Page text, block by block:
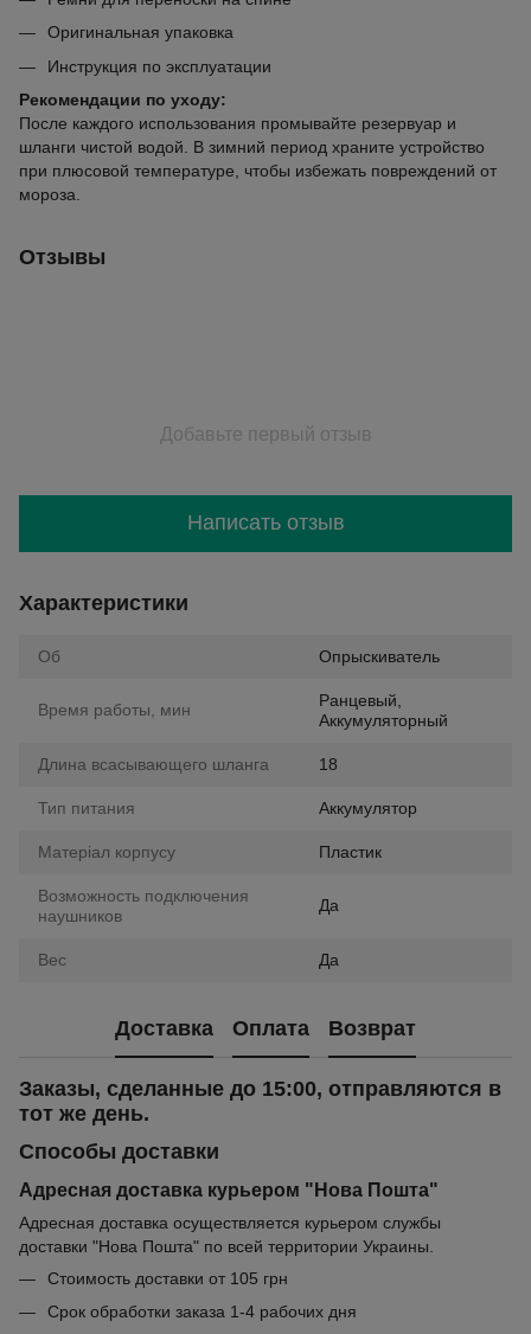
Оригинальная упаковка
Инструкция по эксплуатации
Рекомендации по уходу:
После каждого использования промывайте резервуар и
шланги чистой водой. В зимний период храните устройство
при плюсовой температуре, чтобы избежать повреждений от
мороза.
Отзывы
Добавьте первый отзыв
Написать отзыв
Характеристики
Об Опрыскиватель
Время работы, мин
Ранцевый,
Аккумуляторный
Длина всасывающего шланга 18
Тип питания Аккумулятор
Матеріал корпусу Пластик
Возможность подключения
наушников
Да
Вес Да
Доставка Оплата Возврат
Заказы, сделанные до 15:00, отправляются в
тот же день.
Способы доставки
Адресная доставка курьером "Нова Пошта"
Адресная доставка осуществляется курьером службы
доставки "Нова Пошта" по всей территории Украины.
Стоимость доставки от 105 грн
Срок обработки заказа 1-4 рабочих дня